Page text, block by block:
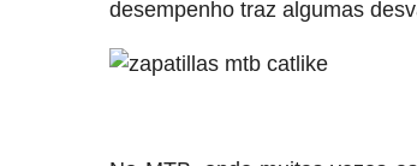
desempenho traz algumas